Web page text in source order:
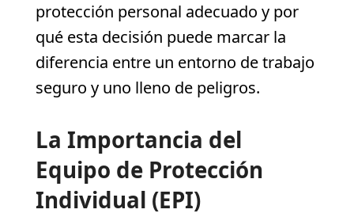
protección personal adecuado y por
qué esta decisión puede marcar la
diferencia entre un entorno de trabajo
seguro y uno lleno de peligros.
La Importancia del
Equipo de Protección
Individual (EPI)